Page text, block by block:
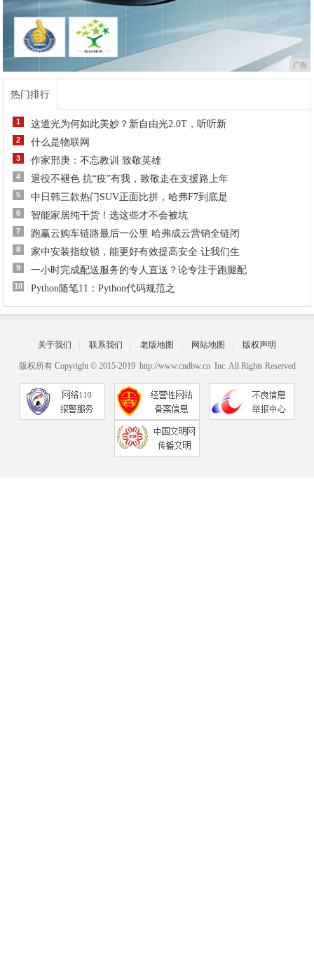
广告
热门排行
1 这道光为何如此美妙？新自由光2.0T，听听新
2 什么是物联网
3 作家邢庚：不忘教训 致敬英雄
4 退役不褪色 抗“疫”有我，致敬走在支援路上年
5 中日韩三款热门SUV正面比拼，哈弗F7到底是
6 智能家居纯干货！选这些才不会被坑
7 跑赢云购车链路最后一公里 哈弗成云营销全链闭
8 家中安装指纹锁，能更好有效提高安全 让我们生
9 一小时完成配送服务的专人直送？论专注于跑腿配
10 Python随笔11：Python代码规范之
关于我们 联系我们 老版地图 网站地图 版权声明
版权所有 Copyright © 2015-2019 http://www.cndbw.cn Inc. All Rights Reserved